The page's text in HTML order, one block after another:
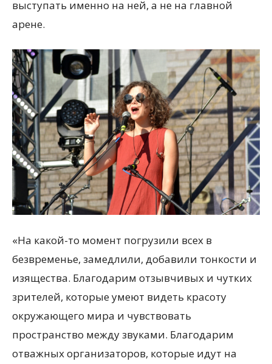
выступать именно на ней, а не на главной
арене.
«На какой-то момент погрузили всех в
безвременье, замедлили, добавили тонкости и
изящества. Благодарим отзывчивых и чутких
зрителей, которые умеют видеть красоту
окружающего мира и чувствовать
пространство между звуками. Благодарим
отважных организаторов, которые идут на